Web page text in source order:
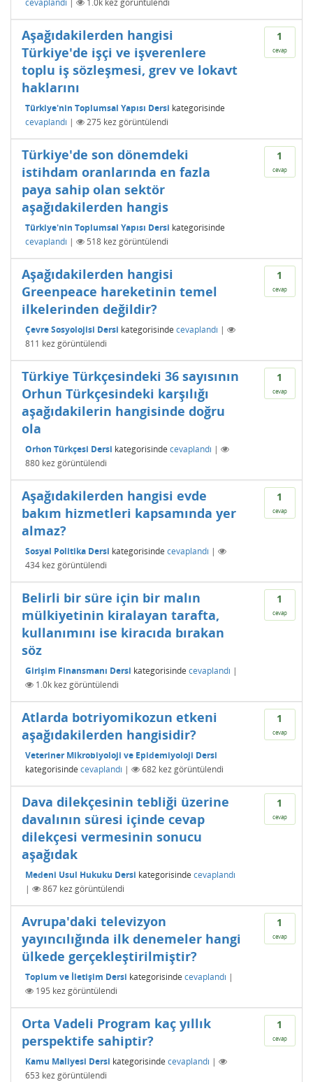
1
cevap
Aşağıdakilerden hangisi
Türkiye'de işçi ve işverenlere
toplu iş sözleşmesi, grev ve lokavt
haklarını
Türkiye'nin Toplumsal Yapısı Dersi kategorisinde
cevaplandı | 275 kez görüntülendi
1
cevap
Türkiye'de son dönemdeki
istihdam oranlarında en fazla
paya sahip olan sektör
aşağıdakilerden hangis
Türkiye'nin Toplumsal Yapısı Dersi kategorisinde
cevaplandı | 518 kez görüntülendi
1
cevap
Aşağıdakilerden hangisi
Greenpeace hareketinin temel
ilkelerinden değildir?
Çevre Sosyolojisi Dersi kategorisinde cevaplandı |
811 kez görüntülendi
1
cevap
Türkiye Türkçesindeki 36 sayısının
Orhun Türkçesindeki karşılığı
aşağıdakilerin hangisinde doğru
ola
Orhon Türkçesi Dersi kategorisinde cevaplandı |
880 kez görüntülendi
1
cevap
Aşağıdakilerden hangisi evde
bakım hizmetleri kapsamında yer
almaz?
Sosyal Politika Dersi kategorisinde cevaplandı |
434 kez görüntülendi
1
cevap
Belirli bir süre için bir malın
mülkiyetinin kiralayan tarafta,
kullanımını ise kiracıda bırakan
söz
Girişim Finansmanı Dersi kategorisinde cevaplandı |
1.0k kez görüntülendi
1
cevap
Atlarda botriyomikozun etkeni
aşağıdakilerden hangisidir?
Veteriner Mikrobiyoloji ve Epidemiyoloji Dersi
kategorisinde cevaplandı | 682 kez görüntülendi
1
cevap
Dava dilekçesinin tebliği üzerine
davalının süresi içinde cevap
dilekçesi vermesinin sonucu
aşağıdak
Medeni Usul Hukuku Dersi kategorisinde cevaplandı
|
867 kez görüntülendi
1
cevap
Avrupa'daki televizyon
yayıncılığında ilk denemeler hangi
ülkede gerçekleştirilmiştir?
Toplum ve İletişim Dersi kategorisinde cevaplandı |
195 kez görüntülendi
1
cevap
Orta Vadeli Program kaç yıllık
perspektife sahiptir?
Kamu Maliyesi Dersi kategorisinde cevaplandı |
653 kez görüntülendi